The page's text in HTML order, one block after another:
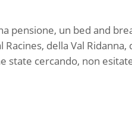
pensione, un bed and
della Val
state cercando, non